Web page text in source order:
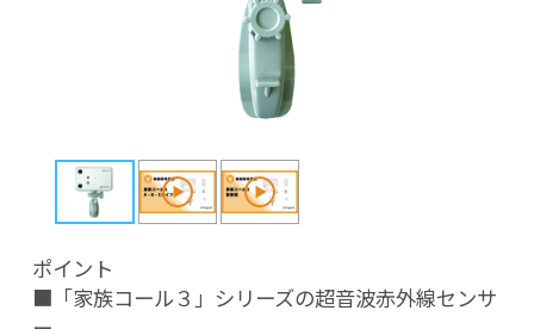
ポイント
■「家族コール３」シリーズの超音波赤外線センサ